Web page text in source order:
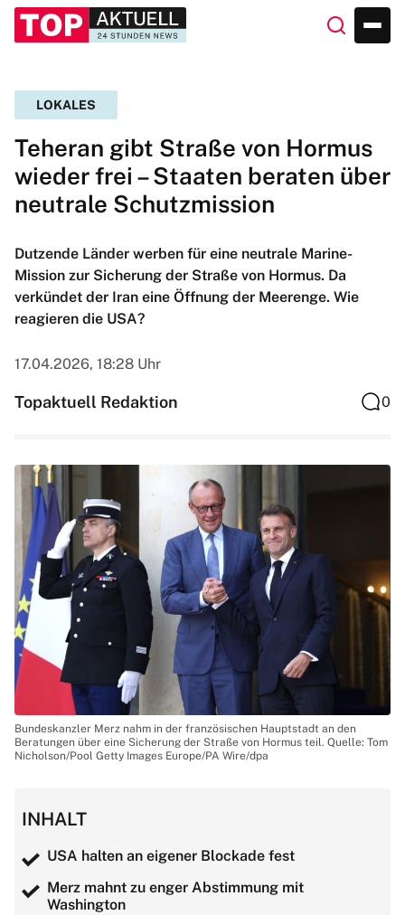
LOKALES
Teheran gibt Straße von Hormus
wieder frei – Staaten beraten über
neutrale Schutzmission
Dutzende Länder werben für eine neutrale Marine-
Mission zur Sicherung der Straße von Hormus. Da
verkündet der Iran eine Öffnung der Meerenge. Wie
reagieren die USA?
17.04.2026, 18:28 Uhr
Topaktuell Redaktion 0
Bundeskanzler Merz nahm in der französischen Hauptstadt an den
Beratungen über eine Sicherung der Straße von Hormus teil. Quelle: Tom
Nicholson/Pool Getty Images Europe/PA Wire/dpa
INHALT
USA halten an eigener Blockade fest
Merz mahnt zu enger Abstimmung mit
Washington